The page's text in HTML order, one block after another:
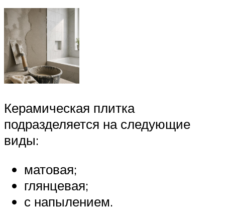
Керамическая плитка
подразделяется на следующие
виды:
матовая;
глянцевая;
с напылением.